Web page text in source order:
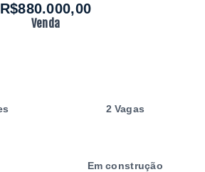
R$880.000,00
Venda
2 Vagas
Em construção